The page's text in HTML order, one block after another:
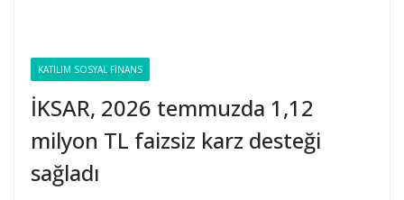
KATILIM SOSYAL FINANS
İKSAR, 2026 temmuzda 1,12
milyon TL faizsiz karz desteği
sağladı